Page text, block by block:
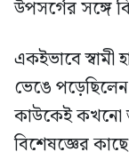
উপসর্গের সঙ্গে
একইভাবে
ভেঙে
কাউকেই কখনো
বিশেষজ্ঞের